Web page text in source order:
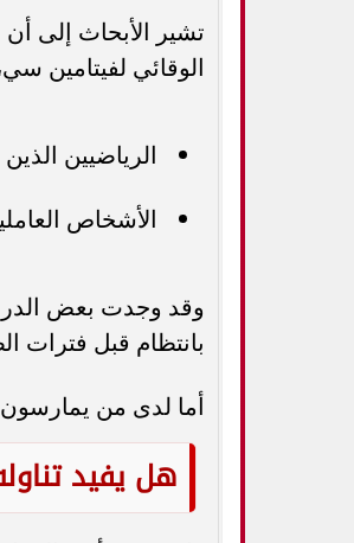
تشير الأبحاث إلى
الوقائي لفيتامين
الرياضيين
الأشخاص
وقد وجدت بعض
بانتظام قبل فترات
أما لدى من يمارسون
هل يفيد